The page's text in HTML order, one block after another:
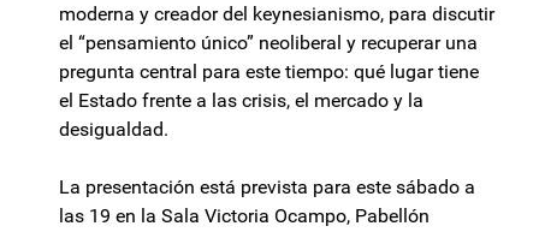
moderna y creador del keynesianismo, para discutir
el “pensamiento único” neoliberal y recuperar una
pregunta central para este tiempo: qué lugar tiene
el Estado frente a las crisis, el mercado y la
desigualdad.
La presentación está prevista para este sábado a
las 19 en la Sala Victoria Ocampo, Pabellón